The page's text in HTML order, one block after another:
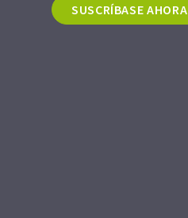
SUSCRÍBASE AHORA